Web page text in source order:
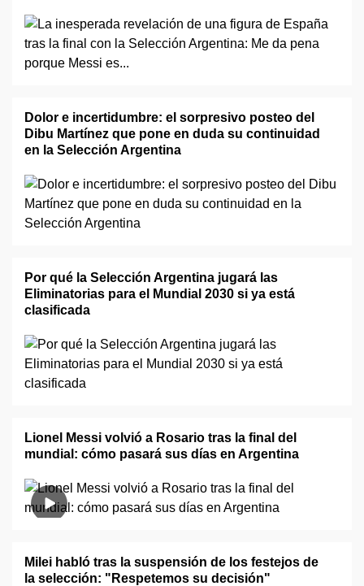
Dolor e incertidumbre: el sorpresivo posteo del
Dibu Martínez que pone en duda su continuidad
en la Selección Argentina
Por qué la Selección Argentina jugará las
Eliminatorias para el Mundial 2030 si ya está
clasificada
Lionel Messi volvió a Rosario tras la final del
mundial: cómo pasará sus días en Argentina
Milei habló tras la suspensión de los festejos de
la selección: "Respetemos su decisión"